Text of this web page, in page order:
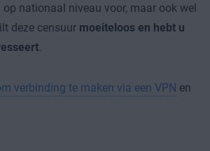
nationaal niveau voor, maar ook wel
deze censuur moeiteloos en hebt u
.
verbinding te maken via een VPN en